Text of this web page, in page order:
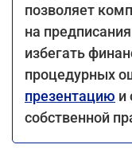
позволяет
на
избегать
процедурных
презентацию и
собственной